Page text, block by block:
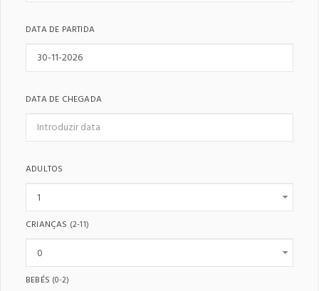
DATA DE PARTIDA
DATA DE CHEGADA
ADULTOS
CRIANÇAS (2-11)
BEBÉS (0-2)